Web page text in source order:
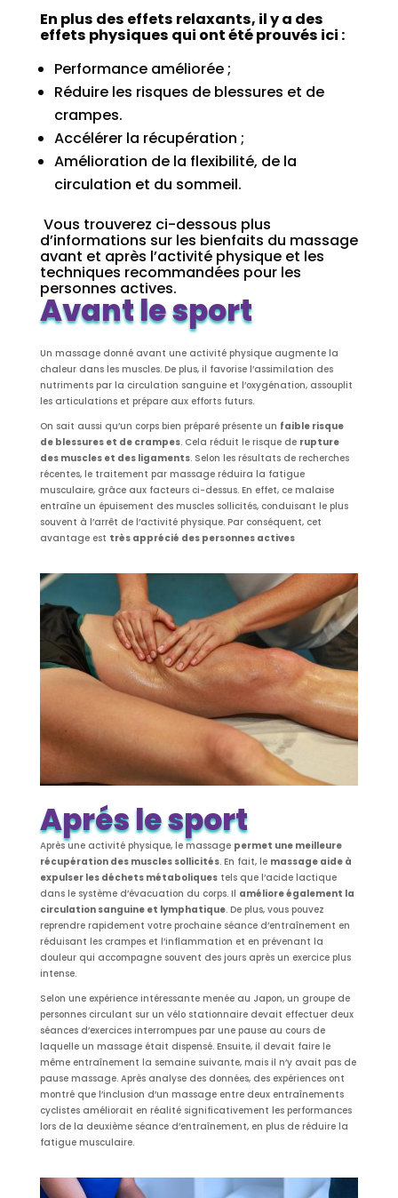
En plus des effets relaxants, il y a des
effets physiques qui ont été prouvés ici :
Performance améliorée ;
Réduire les risques de blessures et de
crampes.
Accélérer la récupération ;
Amélioration de la flexibilité, de la
circulation et du sommeil.
Vous trouverez ci-dessous plus
d’informations sur les bienfaits du massage
avant et après l’activité physique et les
techniques recommandées pour les
personnes actives.
Avant le sport
Un massage donné avant une activité physique augmente la
chaleur dans les muscles. De plus, il favorise l’assimilation des
nutriments par la circulation sanguine et l’oxygénation, assouplit
les articulations et prépare aux efforts futurs.
On sait aussi qu’un corps bien préparé présente un faible risque
de blessures et de crampes. Cela réduit le risque de rupture
des muscles et des ligaments. Selon les résultats de recherches
récentes, le traitement par massage réduira la fatigue
musculaire, grâce aux facteurs ci-dessus. En effet, ce malaise
entraîne un épuisement des muscles sollicités, conduisant le plus
souvent à l’arrêt de l’activité physique. Par conséquent, cet
avantage est très apprécié des personnes actives
Aprés le sport
Après une activité physique, le massage permet une meilleure
récupération des muscles sollicités. En fait, le massage aide à
expulser les déchets métaboliquestels que l’acide lactique
dans le système d’évacuation du corps. Il améliore également la
circulation sanguine et lymphatique. De plus, vous pouvez
reprendre rapidement votre prochaine séance d’entraînement en
réduisant les crampes et l’inflammation et en prévenant la
douleur qui accompagne souvent des jours après un exercice plus
intense.
Selon une expérience intéressante menée au Japon, un groupe de
personnes circulant sur un vélo stationnaire devait effectuer deux
séances d’exercices interrompues par une pause au cours de
laquelle un massage était dispensé. Ensuite, il devait faire le
même entraînement la semaine suivante, mais il n’y avait pas de
pause massage. Après analyse des données, des expériences ont
montré que l’inclusion d’un massage entre deux entraînements
cyclistes améliorait en réalité significativement les performances
lors de la deuxième séance d’entraînement, en plus de réduire la
fatigue musculaire.